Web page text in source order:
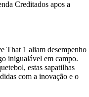
Creditados apos a
That 1 aliam desempenho
inigualável em campo.
estas sapatilhas
com a inovação e o